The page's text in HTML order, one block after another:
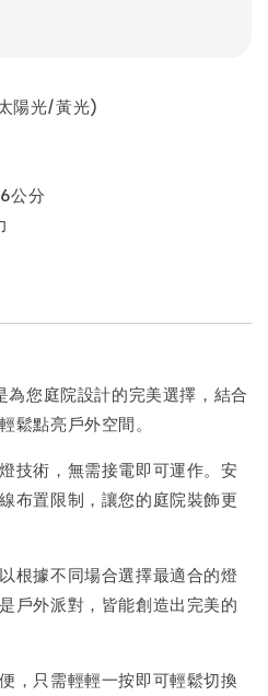
陽光/黃光)
公分
為您庭院設計的完美選擇，結合
鬆點亮戶外空間。
技術，無需接電即可運作。安
布置限制，讓您的庭院裝飾更
根據不同場合選擇最適合的燈
戶外派對，皆能創造出完美的
，只需輕輕一按即可輕鬆切換